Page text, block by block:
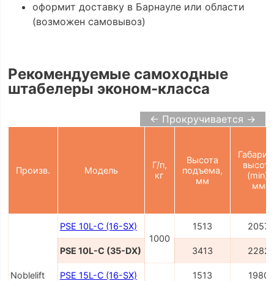
оформит доставку в Барнауле или области
(возможен самовывоз)
Рекомендуемые самоходные
штабелеры эконом-класса
← Прокручивается →
Произв. Модель
Г/п,
кг
Высота
подъема,
мм
высота
(min),
мм
Noblelift
PSE 10L-C (16-SX)
1000
1513 2057
PSE 10L-C (35-DX) 3413 2282
PSE 15L-C (16-SX) 1513 1980